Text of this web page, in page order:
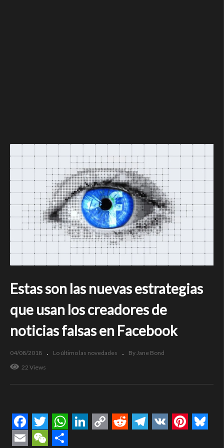
Estas son las nuevas estrategias
que usan los creadores de
noticias falsas en Facebook
04/08/2018 Lo último las novedades
By Jane Bond
22 Views
Facebook
TwitterWhatsApp